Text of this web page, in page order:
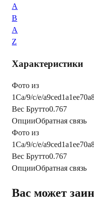
A
B
A
Z
Характеристики
Фото из
1Сa/9/c/e/
Вес Брутто0.767
ОпцииОбратная связь
Фото из
1Сa/9/c/e/
Вес Брутто0.767
ОпцииОбратная связь
Вас может